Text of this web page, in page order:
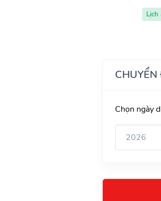
Chọn ngày